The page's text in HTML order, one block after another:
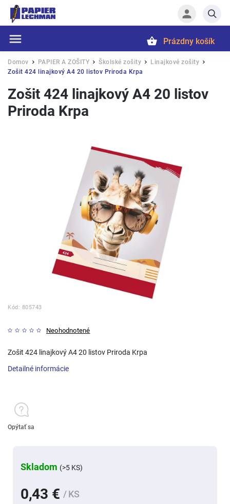
Prázdny košík
Domov / PAPIER A ZOŠITY / Školské zošity / Linajkové zošity /
Zošit 424 linajkový A4 20 listov Priroda Krpa
Zošit 424 linajkový A4 20 listov
Priroda Krpa
Kód: 805743
Neohodnotené
0,43 € / KS
Skladom (>5 KS)
Zošit 424 linajkový A4 20 listov Priroda Krpa
Detailné informácie
Opýtať sa